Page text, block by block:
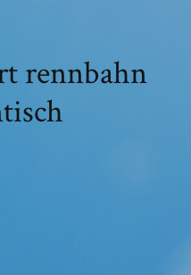
rennbahn